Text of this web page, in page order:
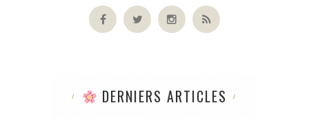
DERNIERS ARTICLES